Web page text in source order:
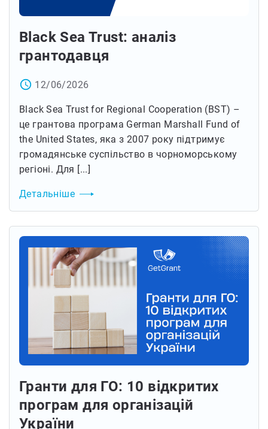
Black Sea Trust: аналіз
грантодавця
access_time 12/06/2026
Black Sea Trust for Regional Cooperation (BST) –
це грантова програма German Marshall Fund of
the United States, яка з 2007 року підтримує
громадянське суспільство в чорноморському
регіоні. Для [...]
Детальніше
Гранти для ГО: 10 відкритих
програм для організацій
України